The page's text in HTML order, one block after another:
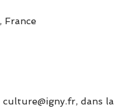
France
culture@igny.fr, dans la